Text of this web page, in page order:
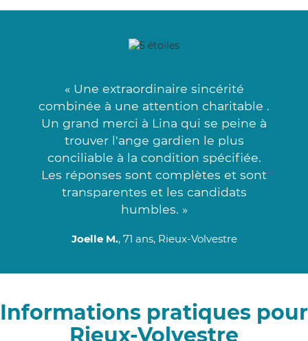
« Une extraordinaire sincérité
combinée à une attention charitable .
Un grand merci à Lina qui se peine à
trouver l'ange gardien le plus
conciliable à la condition spécifiée.
Les réponses sont complètes et sont
transparentes et les candidats
humbles. »
Joelle M., 71 ans, Rieux-Volvestre
Informations pratiques pour
Rieux-Volvestre